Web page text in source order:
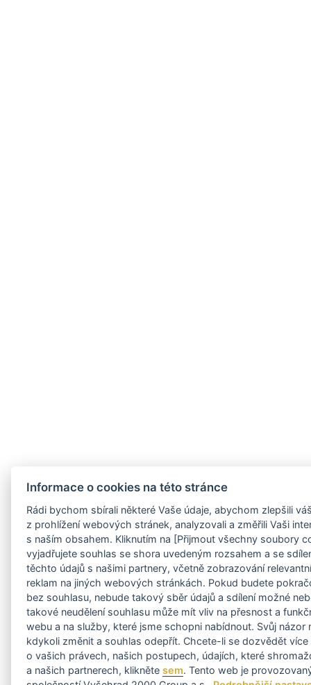
Informace o cookies na této stránce
Rádi bychom sbírali některé Vaše údaje, abychom zlepšili
z prohlížení webových stránek, analyzovali a změřili Vaši
s naším obsahem. Kliknutím na [Přijmout všechny soubory
vyjadřujete souhlas se shora uvedeným rozsahem a se
těchto údajů s našimi partnery, včetně zobrazování
reklam na jiných webových stránkách. Pokud budete
bez souhlasu, nebude takový sběr údajů a sdílení možné
takové neudělení souhlasu může mít vliv na přesnost a
webu a na služby, které jsme schopni nabídnout. Svůj názor
kdykoli změnit a souhlas odepřít. Chcete-li se dozvědět více
o vašich právech, našich postupech, údajích, které
a našich partnerech, kliknětesem. Tento web je